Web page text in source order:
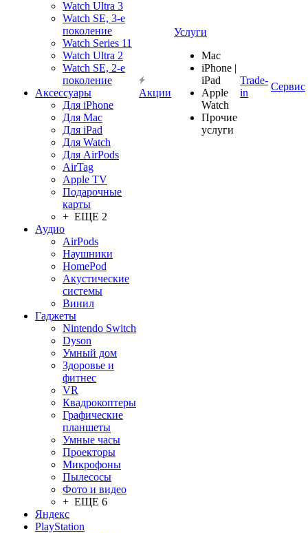
Watch Ultra 3
Watch SE, 3-е
поколение
Watch Series 11
Watch Ultra 2
Watch SE, 2-е
поколение
Аксессуары
Для iPhone
Для Mac
Для iPad
Для Watch
Для AirPods
AirTag
Apple TV
Подарочные
карты
+ ЕЩЕ 2
Аудио
AirPods
Наушники
HomePod
Акустические
системы
Винил
Гаджеты
Nintendo Switch
Dyson
Умный дом
Здоровье и
фитнес
VR
Квадрокоптеры
Графические
планшеты
Умные часы
Проекторы
Микрофоны
Пылесосы
Фото и видео
+ ЕЩЕ 6
Яндекс
PlayStation
Акции
Услуги
Mac
iPhone |
iPad
Apple
Watch
Прочие
услуги
Trade-
in
Сервис